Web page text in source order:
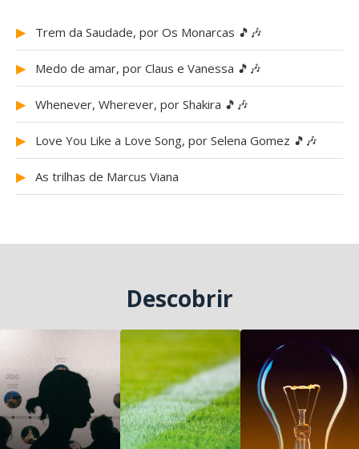
▶ Trem da Saudade, por Os Monarcas 🎵🎶
▶ Medo de amar, por Claus e Vanessa 🎵🎶
▶ Whenever, Wherever, por Shakira 🎵🎶
▶ Love You Like a Love Song, por Selena Gomez 🎵🎶
▶ As trilhas de Marcus Viana
Descobrir